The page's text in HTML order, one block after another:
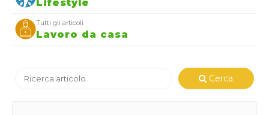
Lifestyle
Tutti gli articoli
Lavoro da casa
Cerca